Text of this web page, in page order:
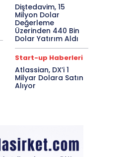
Diştedavim, 15
Milyon Dolar
Değerleme
Üzerinden 440 Bin
Dolar Yatırım Aldı
Start-up Haberleri
Atlassian, DX’i 1
Milyar Dolara Satın
Alıyor